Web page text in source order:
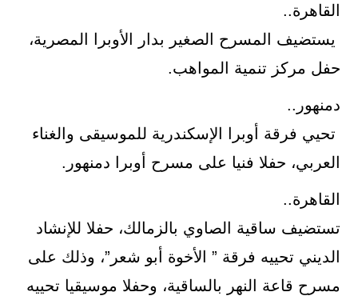
القاهرة..
يستضيف المسرح الصغير بدار الأوبرا المصرية،
حفل مركز تنمية المواهب.
دمنهور..
تحيي فرقة أوبرا الإسكندرية للموسيقى والغناء
العربي، حفلا فنيا على مسرح أوبرا دمنهور.
القاهرة..
تستضيف ساقية الصاوي بالزمالك، حفلا للإنشاد
الديني تحييه فرقة ” الأخوة أبو شعر”، وذلك على
مسرح قاعة النهر بالساقية، وحفلا موسيقيا تحييه